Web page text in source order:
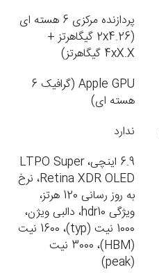
پردازنده مرکزی 6 هسته ای
(2x4.26 گیگاهرتز +
4xX.X گیگاهرتز)
Apple GPU (گرافیک 6
هسته ای)
ندارد
6.9 اینچی، LTPO Super
Retina XDR OLED، نرخ
به روز رسانی 120 هرتز،
ویژگی hdr10، دالبی ویژن،
1000 نیت (typ)، 1600 نیت
(HBM)، 3000 نیت
(peak)